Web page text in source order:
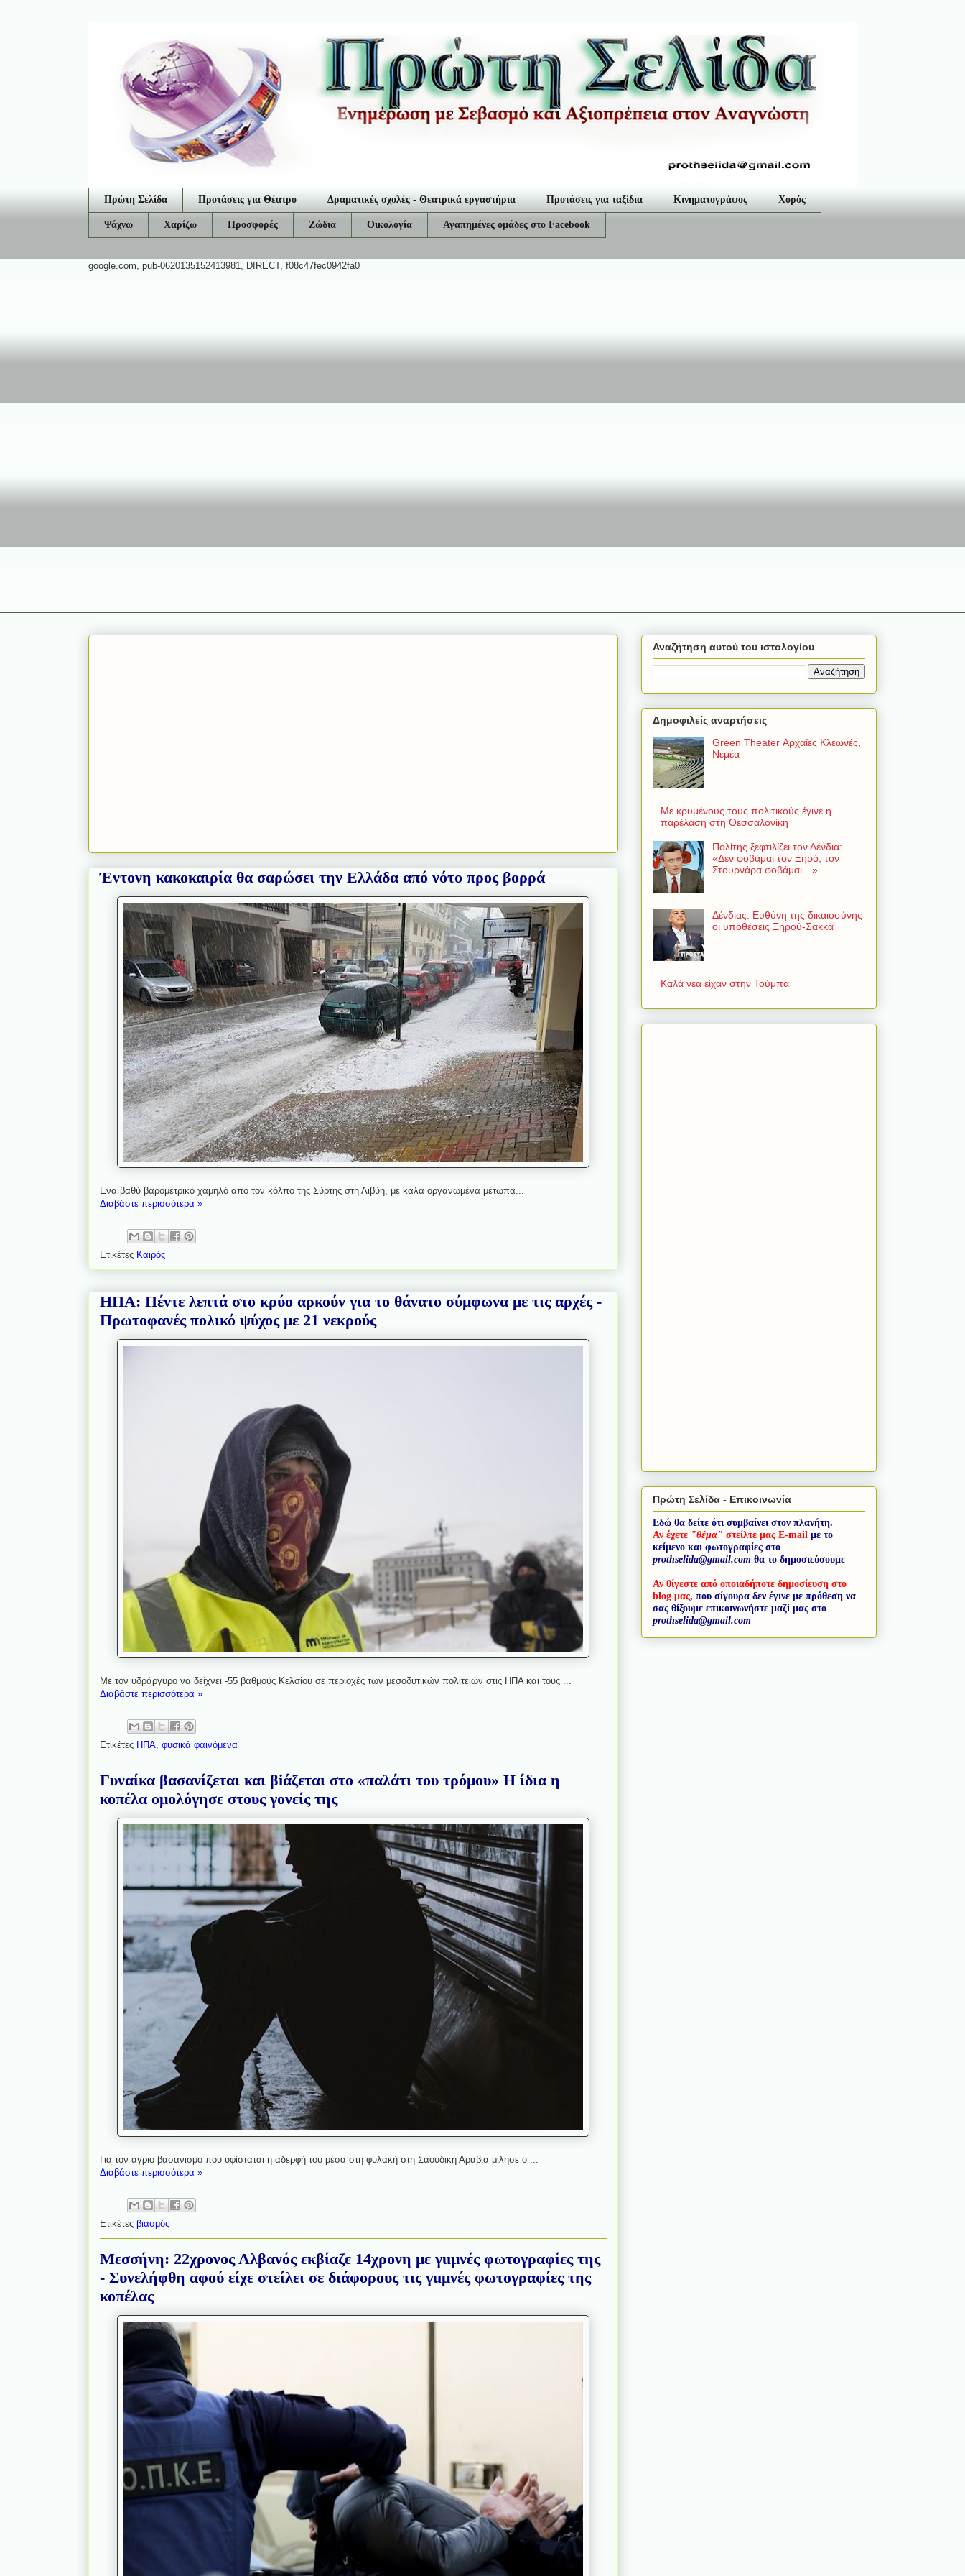
Πρώτη Σελίδα Προτάσεις για Θέατρο Δραματικές σχολές - Θεατρικά εργαστήρια Προτάσεις για ταξίδια Κινηματογράφος Χορός
Ψάχνω Χαρίζω Προσφορές Ζώδια Οικολογία Αγαπημένες ομάδες στο Facebook
google.com, pub-0620135152413981, DIRECT, f08c47fec0942fa0
Έντονη κακοκαιρία θα σαρώσει την Ελλάδα από νότο προς βορρά
Ενα βαθύ βαρομετρικό χαμηλό από τον κόλπο της Σύρτης στη Λιβύη, με καλά οργανωμένα μέτωπα...
Διαβάστε περισσότερα »
Ετικέτες Καιρός
ΗΠΑ: Πέντε λεπτά στο κρύο αρκούν για το θάνατο σύμφωνα με τις αρχές -
Πρωτοφανές πολικό ψύχος με 21 νεκρούς
Με τον υδράργυρο να δείχνει -55 βαθμούς Κελσίου σε περιοχές των μεσοδυτικών πολιτειών στις ΗΠΑ και τους ...
Διαβάστε περισσότερα »
Ετικέτες ΗΠΑ φυσικά φαινόμενα
Γυναίκα βασανίζεται και βiάζεται στο «παλάτι του τρόμου» H ίδια η
κοπέλα ομολόγησε στους γονείς της
Για τον άγριο βασανισμό που υφίσταται η αδερφή του μέσα στη φυλακή στη Σαουδική Αραβία μίλησε ο ...
Διαβάστε περισσότερα »
Ετικέτες βιασμός
Μεσσήνη: 22χρονος Αλβανός εκβίαζε 14χρονη με γuμνές φωτογραφίες της
- Συνελήφθη αφού είχε στείλει σε διάφορους τις γuμνές φωτογραφίες της
κοπέλας
Αναζήτηση αυτού του ιστολογίου
Δημοφιλείς αναρτήσεις
Green Theater Αρχαίες Κλεωνές,
Νεμέα
Με κρυμένους τους πολιτικούς έγινε η
παρέλαση στη Θεσσαλονίκη
Πολίτης ξεφτιλίζει τον Δένδια:
«Δεν φοβάμαι τον Ξηρό, τον
Στουρνάρα φοβάμαι…»
Δένδιας: Ευθύνη της δικαιοσύνης
οι υποθέσεις Ξηρού-Σακκά
Καλά νέα είχαν στην Τούμπα
Πρώτη Σελίδα - Επικοινωνία
Εδώ θα δείτε ότι συμβαίνει στον πλανήτη.
Αν έχετε "θέμα" στείλτε μας E-mail με το
κείμενο και φωτογραφίες στο
prothselida@gmail.com θα το δημοσιεύσουμε
Αν θίγεστε από οποιαδήποτε δημοσίευση στο
blog μας, που σίγουρα δεν έγινε με πρόθεση να
σας θίξουμε επικοινωνήστε μαζί μας στο
prothselida@gmail.com